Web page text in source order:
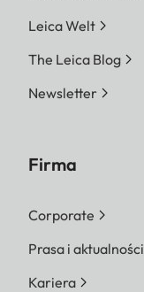
Leica Welt
The Leica Blog
Newsletter
Firma
Corporate
Prasa i aktualności
Kariera